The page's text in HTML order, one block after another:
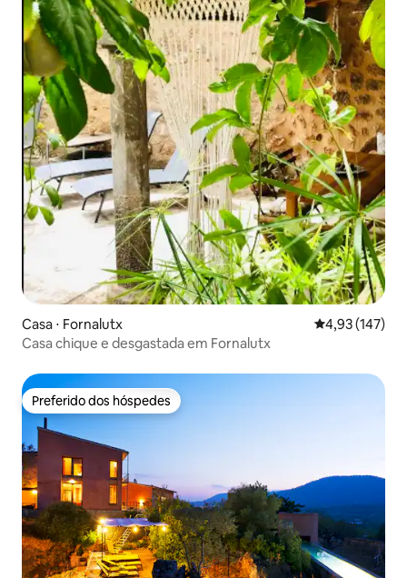
Casa ⋅ Fornalutx 4,93 de uma
4,93 (147)
Casa chique e desgastada em Fornalutx
Preferido dos hóspedes
Preferido dos hóspedes